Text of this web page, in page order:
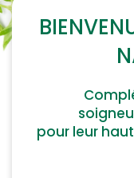
pour leur